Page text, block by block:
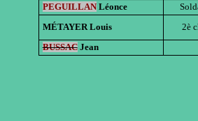
PEGUILLANLéonce
MÉTAYER Louis
2è
BUSSACJean